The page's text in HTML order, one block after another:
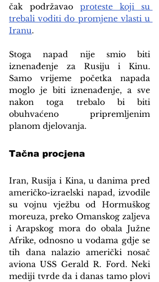
čak podržavao proteste koji su
trebali voditi do promjene vlasti u
Iranu.
Stoga napad nije smio biti
iznenađenje za Rusiju i Kinu.
Samo vrijeme početka napada
moglo je biti iznenađenje, a sve
nakon toga trebalo bi biti
obuhvaćeno pripremljenim
planom djelovanja.
Tačna procjena
Iran, Rusija i Kina, u danima pred
američko-izraelski napad, izvodile
su vojnu vježbu od Hormuškog
moreuza, preko Omanskog zaljeva
i Arapskog mora do obala Južne
Afrike, odnosno u vodama gdje se
tih dana nalazio američki nosač
aviona USS Gerald R. Ford. Neki
mediji tvrde da i danas tamo plovi